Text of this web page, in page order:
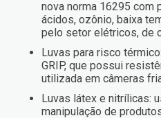
nova norma 16295 com
ácidos, ozônio, baixa
pelo setor elétricos, de
Luvas para risco
GRIP, que possui
utilizada em câmeras
Luvas látex e nitrílicas:
manipulação de